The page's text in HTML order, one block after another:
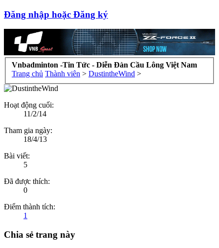
Đăng nhập hoặc Đăng ký
Vnbadminton -Tin Tức - Diễn Đàn Cầu Lông Việt Nam
Trang chủ Thành viên > DustintheWind >
Hoạt động cuối:
11/2/14
Tham gia ngày:
18/4/13
Bài viết:
5
Đã được thích:
0
Điểm thành tích:
1
Chia sẻ trang này